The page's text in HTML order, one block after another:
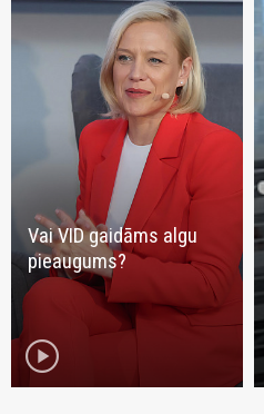
Vai VID gaidāms algu
pieaugums?
play_circle